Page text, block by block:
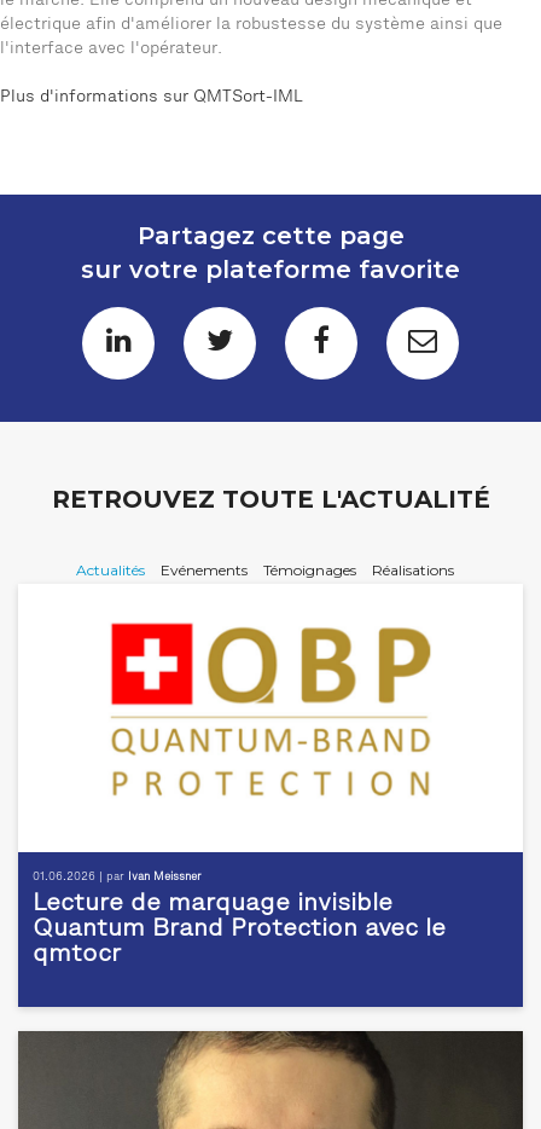
électrique afin d'améliorer la robustesse du système ainsi que
l'interface avec l'opérateur.
Plus d'informations sur QMTSort-IML
Partagez cette page
sur votre plateforme favorite
RETROUVEZ TOUTE L'ACTUALITÉ
Actualités Evénements Témoignages Réalisations
01.06.2026 | par Ivan Meissner
Lecture de marquage invisible
Quantum Brand Protection avec le
qmtocr